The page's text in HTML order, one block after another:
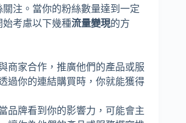
注。當你的粉絲數量達到一定
考慮以下幾種流量變現的方
與商家合作，推廣他們的產品或服
過你的連結購買時，你就能獲得
當品牌看到你的影響力，可能會主